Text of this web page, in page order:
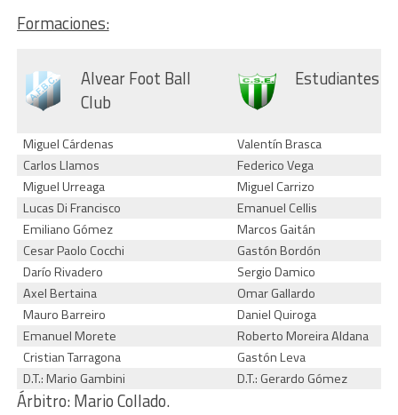
Formaciones:
Alvear Foot Ball
Club
Estudiantes
Miguel Cárdenas
Valentín Brasca
Carlos Llamos
Federico Vega
Miguel Urreaga
Miguel Carrizo
Lucas Di Francisco
Emanuel Cellis
Emiliano Gómez
Marcos Gaitán
Cesar Paolo Cocchi
Gastón Bordón
Darío Rivadero
Sergio Damico
Axel Bertaina
Omar Gallardo
Mauro Barreiro
Daniel Quiroga
Emanuel Morete
Roberto Moreira Aldana
Cristian Tarragona
Gastón Leva
D.T.: Mario Gambini
D.T.: Gerardo Gómez
Árbitro: Mario Collado.